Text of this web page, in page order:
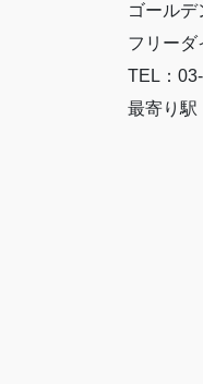
ゴール
フリーダ
TEL：
最寄り